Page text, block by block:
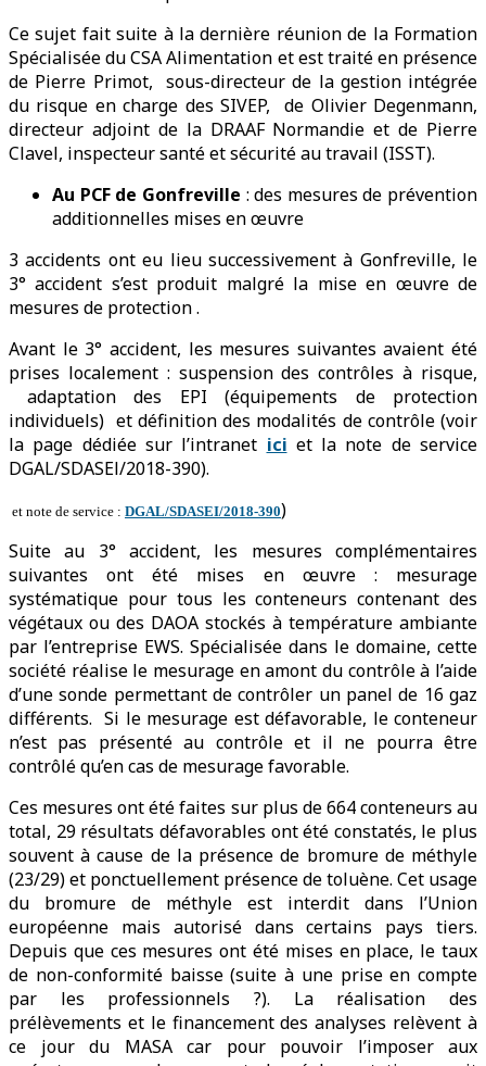
Ce sujet fait suite à la dernière réunion de la Formation
Spécialisée du CSA Alimentation et est traité en présence
de Pierre Primot, sous-directeur de la gestion intégrée
du risque en charge des SIVEP, de Olivier Degenmann,
directeur adjoint de la DRAAF Normandie et de Pierre
Clavel, inspecteur santé et sécurité au travail (ISST).
Au PCF de Gonfreville : des mesures de prévention
additionnelles mises en œuvre
3 accidents ont eu lieu successivement à Gonfreville, le
3° accident s’est produit malgré la mise en œuvre de
mesures de protection .
Avant le 3° accident, les mesures suivantes avaient été
prises localement : suspension des contrôles à risque,
adaptation des EPI (équipements de protection
individuels) et définition des modalités de contrôle (voir
la page dédiée sur l’intranet ici et la note de service
DGAL/SDASEl/2018-390).
et note de service : DGAL/SDASEI/2018-390)
Suite au 3° accident, les mesures complémentaires
suivantes ont été mises en œuvre : mesurage
systématique pour tous les conteneurs contenant des
végétaux ou des DAOA stockés à température ambiante
par l’entreprise EWS. Spécialisée dans le domaine, cette
société réalise le mesurage en amont du contrôle à l’aide
d’une sonde permettant de contrôler un panel de 16 gaz
différents. Si le mesurage est défavorable, le conteneur
n’est pas présenté au contrôle et il ne pourra être
contrôlé qu’en cas de mesurage favorable.
Ces mesures ont été faites sur plus de 664 conteneurs au
total, 29 résultats défavorables ont été constatés, le plus
souvent à cause de la présence de bromure de méthyle
(23/29) et ponctuellement présence de toluène. Cet usage
du bromure de méthyle est interdit dans l’Union
européenne mais autorisé dans certains pays tiers.
Depuis que ces mesures ont été mises en place, le taux
de non-conformité baisse (suite à une prise en compte
par les professionnels ?). La réalisation des
prélèvements et le financement des analyses relèvent à
ce jour du MASA car pour pouvoir l’imposer aux